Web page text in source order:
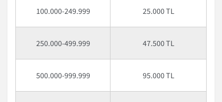
100.000-249.999 25.000 TL
250.000-499.999 47.500 TL
500.000-999.999 95.000 TL